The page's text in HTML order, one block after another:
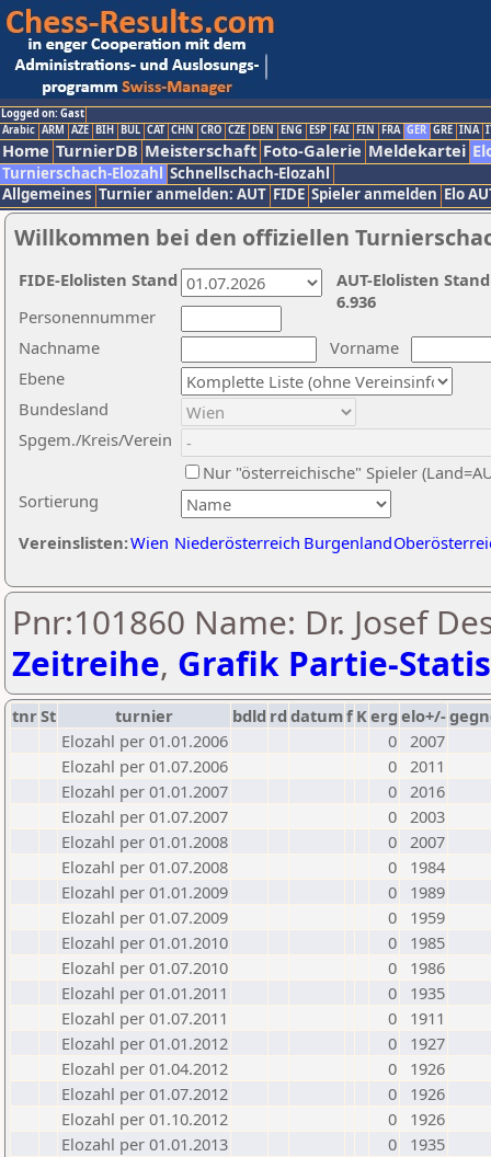
Logged on: Gast
Arabic ARM AZE BIH BUL CAT CHN CRO CZE DEN ENG ESP FAI FIN FRA GER GRE INA
Home TurnierDB Meisterschaft Foto-Galerie Meldekartei
Turnierschach-Elozahl Schnellschach-Elozahl
Allgemeines Turnier anmelden: AUT FIDE Spieler anmelden Elo
Willkommen bei den offiziellen
Nachname
Vorname
Ebene
Sortierung
Personennummer
Bundesland
Spgem./Kreis/Verein
Nur "österreichische" Spieler
Vereinslisten:Wien Niederösterreich Burgenland
AUT-Elolisten
6.936
FIDE-Elolisten Stand
Pnr:101860 Name: Dr. Josef
Zeitreihe, Grafik Partie-
tnrSt turnier bdld rd datumf Kerg elo+/-
Elozahl per 01.01.2006
0 2007
Elozahl per 01.07.2006
0 2011
Elozahl per 01.01.2007
0 2016
Elozahl per 01.07.2007
0 2003
Elozahl per 01.01.2008
0 2007
Elozahl per 01.07.2008
0
1984
Elozahl per 01.01.2009
0
1989
Elozahl per 01.07.2009
0
1959
Elozahl per 01.01.2010
0
1985
Elozahl per 01.07.2010
0
1986
Elozahl per 01.01.2011
0
1935
Elozahl per 01.07.2011
0
1911
Elozahl per 01.01.2012
0
1927
Elozahl per 01.04.2012
0
1926
Elozahl per 01.07.2012
0
1926
Elozahl per 01.10.2012
0
1926
Elozahl per 01.01.2013
0
1935